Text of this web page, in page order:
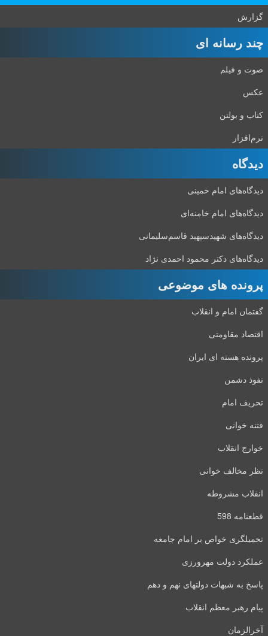
گزارش
چند رسانه ای
صوت و فیلم
عکس
کتاب و بولتن
نرم‌افزار
دیدگاه‌
دیدگاه‌های امام خمینی
دیدگاه‌های امام خامنه‌ای
دیدگاه‌های شهید‌سپهبد قاسم‌سلیمانی
دیدگاه‌های دکتر محمود احمدی نژاد
پرونده های موضوعی
گفتمان امام و انقلاب
اقتصاد مقاومتی
پرونده هسته ای ایران
نفوذ دشمن
تحریف امام
فتنه خوانی
خوارج انقلاب
نظر مخالف خوانی
انقلاب مشروطه
قطعنامه 598
تحمیلگری خواص بر امام جامعه
عملکرد دولت مهرورزی
پاسخ به شبهات دولتهای نهم و دهم
پیام رهبر معظم انقلاب
آخرالزمان